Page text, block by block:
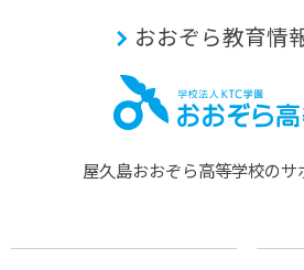
おおぞら教育情
屋久島おおぞら⾼等学校のサ